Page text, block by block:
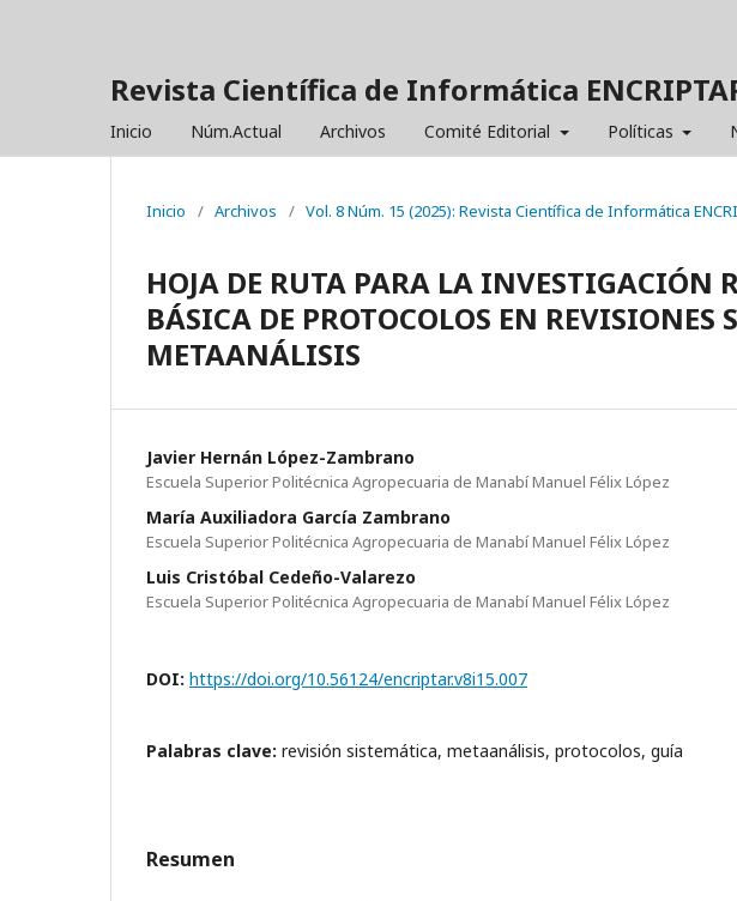
Revista Científica de Informática
Inicio Núm.Actual Archivos Comité Editorial Políticas
Inicio / Archivos / Vol. 8 Núm. 15 (2025): Revista Científica de Informática
HOJA DE RUTA PARA LA INVESTIGACIÓN
BÁSICA DE PROTOCOLOS EN REVISIONES
METAANÁLISIS
Javier Hernán López-Zambrano
Escuela Superior Politécnica Agropecuaria de Manabí Manuel Félix López
María Auxiliadora García Zambrano
Escuela Superior Politécnica Agropecuaria de Manabí Manuel Félix López
Luis Cristóbal Cedeño-Valarezo
Escuela Superior Politécnica Agropecuaria de Manabí Manuel Félix López
DOI: https://doi.org/10.56124/encriptar.v8i15.007
Palabras clave: revisión sistemática, metaanálisis, protocolos, guía
Resumen